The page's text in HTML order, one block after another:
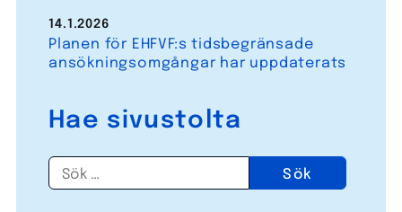
Planen för EHFVF:s tidsbegränsade
ansökningsomgångar har uppdaterats
14.1.2026
Hae sivustolta
Sök
efter: